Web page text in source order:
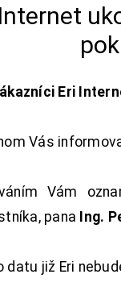
Eri
Vás
Vám
pana Ing.
datu již Eri